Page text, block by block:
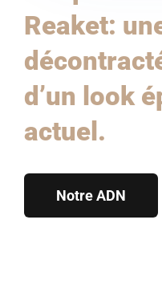
Reaket:
d’un look
actuel.
Notre ADN